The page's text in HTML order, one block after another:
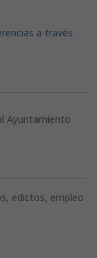
a través
Ayuntamiento
edictos, empleo